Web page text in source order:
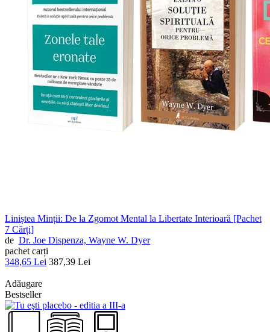
Liniștea Minții: De la Zgomot Mental la Libertate Interioară [Pachet
7 Cărți]
de Dr. Joe Dispenza, Wayne W. Dyer
pachet carți
348,65 Lei 387,39 Lei
Adăugare
Bestseller